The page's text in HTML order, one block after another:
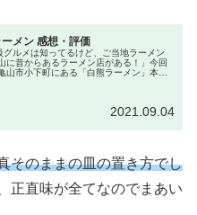
メン 感想・評価
グルメは知ってるけど、ご当地ラーメン
に昔からあるラーメン店がある！」今回
山市小下町にある「白熊ラーメン」本店
2021.09.04
そのままの皿の置き方でし
正直味が全てなのでまあい